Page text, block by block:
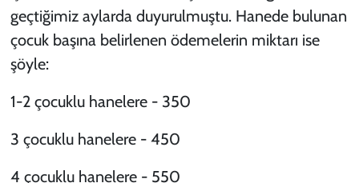
geçtiğimiz aylarda duyurulmuştu. Hanede bulunan
çocuk başına belirlenen ödemelerin miktarı ise
şöyle:
1-2 çocuklu hanelere - 350
3 çocuklu hanelere - 450
4 çocuklu hanelere - 550